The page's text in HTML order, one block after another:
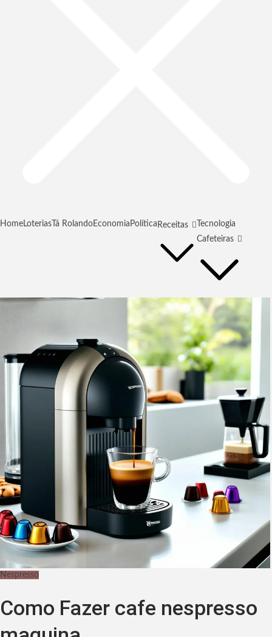
HomeLoterias Tá RolandoEconomia Política Receitas
Tecnologia
Cafeteiras
Nespresso
Como Fazer cafe nespresso